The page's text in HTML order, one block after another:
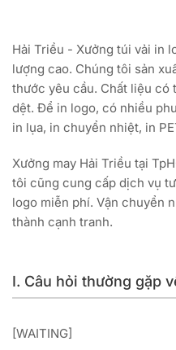
Hải Triều - Xưởng túi vải in
lượng cao. Chúng tôi sản
thước yêu cầu. Chất liệu có
dệt. Để in logo, có nhiều
in lụa, in chuyển nhiệt, in
Xưởng may Hải Triều tại
tôi cũng cung cấp dịch vụ
logo miễn phí. Vận chuyển
thành cạnh tranh.
I. Câu hỏi thường gặp
[WAITING]